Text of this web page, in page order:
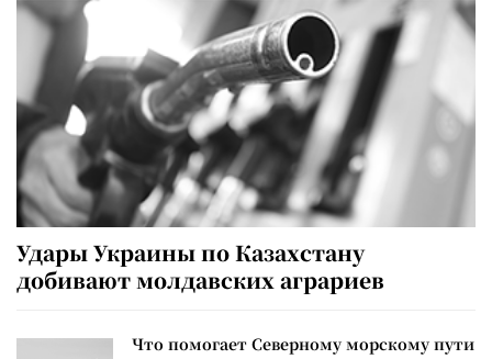
Удары Украины по Казахстану
добивают молдавских аграриев
Что помогает Северному морскому пути